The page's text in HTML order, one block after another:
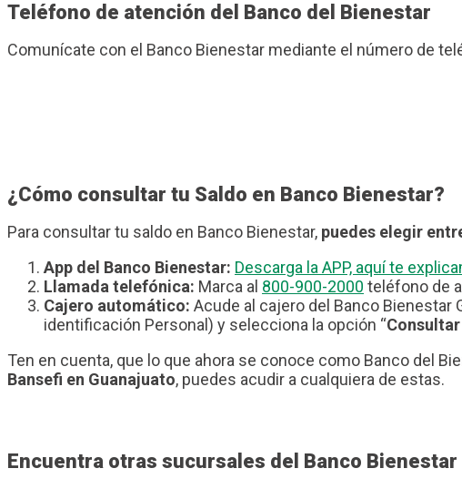
Teléfono de atención del Banco del Bienestar
Comunícate con el Banco Bienestar mediante el número de
¿Cómo consultar tu Saldo en Banco Bienestar?
Para consultar tu saldo en Banco Bienestar, puedes elegir
App del Banco Bienestar: Descarga la APP, aquí te
Llamada telefónica: Marca al 800-900-2000 teléfono de
Cajero automático: Acude al cajero del Banco Bienestar
identificación Personal) y selecciona la opción “
Ten en cuenta, que lo que ahora se conoce como Banco del
Bansefi en Guanajuato, puedes acudir a cualquiera de estas.
Encuentra otras sucursales del Banco Bienestar